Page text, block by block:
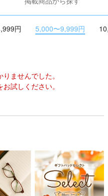
円 5,000〜9,999円
ませんでした。
試しください。